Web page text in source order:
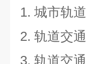
1. 城市轨
2. 轨道交
3. 轨道交